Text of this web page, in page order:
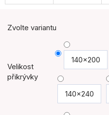
Zvolte variantu
Velikost
přikrývky
140x200
140x240